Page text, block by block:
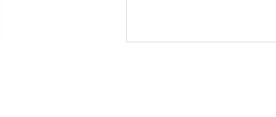
levande uttryck.
stänk av levande